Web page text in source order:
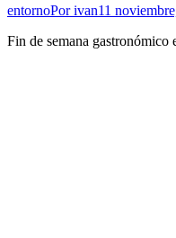
entornoPorivan11
Fin de semana gastronómico